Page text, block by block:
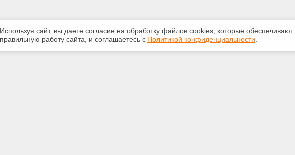
Используя сайт, вы даете согласие на обработку файлов сооkiеs, которые обеспечивают
правильную работу сайта, и соглашаетесь с Политикой конфиденциальности